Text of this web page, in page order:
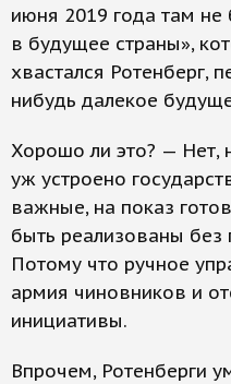
июня 2019 года там не
в будущее страны»,
хвастался Ротенберг,
нибудь далекое
Хорошо ли это? — Нет,
уж устроено
важные, на показ
быть реализованы без
Потому что ручное
армия чиновников и
инициативы.
Впрочем, Ротенберги